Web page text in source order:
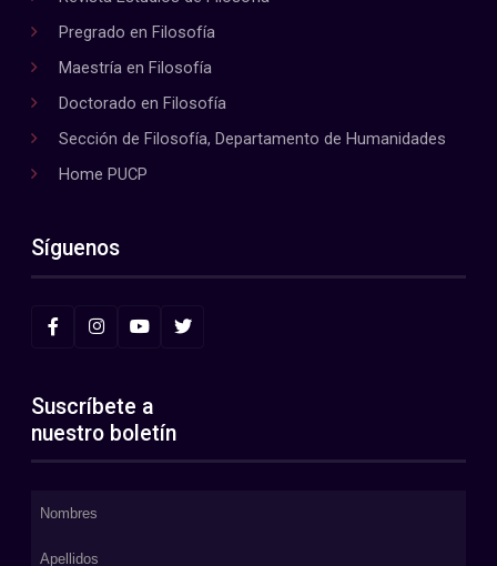
Pregrado en Filosofía
Maestría en Filosofía
Doctorado en Filosofía
Sección de Filosofía, Departamento de Humanidades
Home PUCP
Síguenos
Suscríbete a
nuestro boletín